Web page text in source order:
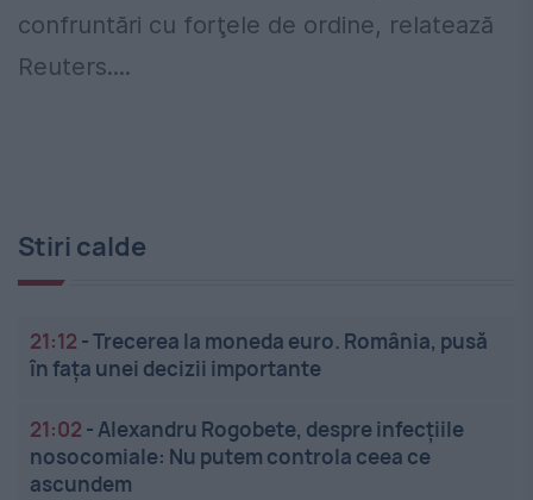
confruntări cu forţele de ordine, relatează
Reuters....
Stiri calde
21:12 -Trecerea la moneda euro. România, pusă
în fața unei decizii importante
21:02 -Alexandru Rogobete, despre infecțiile
nosocomiale: Nu putem controla ceea ce
ascundem